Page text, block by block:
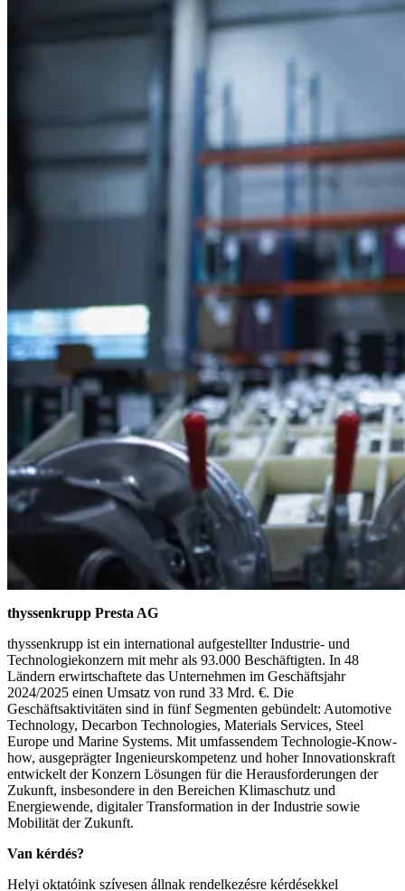
thyssenkrupp Presta AG
thyssenkrupp ist ein international aufgestellter Industrie- und
Technologiekonzern mit mehr als 93.000 Beschäftigten. In 48
Ländern erwirtschaftete das Unternehmen im Geschäftsjahr
2024/2025 einen Umsatz von rund 33 Mrd. €. Die
Geschäftsaktivitäten sind in fünf Segmenten gebündelt: Automotive
Technology, Decarbon Technologies, Materials Services, Steel
Europe und Marine Systems. Mit umfassendem Technologie-Know-
how, ausgeprägter Ingenieurskompetenz und hoher Innovationskraft
entwickelt der Konzern Lösungen für die Herausforderungen der
Zukunft, insbesondere in den Bereichen Klimaschutz und
Energiewende, digitaler Transformation in der Industrie sowie
Mobilität der Zukunft.
Van kérdés?
Helyi oktatóink szívesen állnak rendelkezésre kérdésekkel